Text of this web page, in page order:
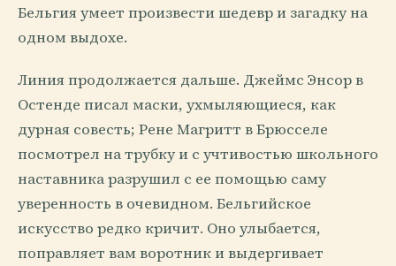
Бельгия умеет произвести шедевр и загадку на
одном выдохе.
Линия продолжается дальше. Джеймс Энсор в
Остенде писал маски, ухмыляющиеся, как
дурная совесть; Рене Магритт в Брюсселе
посмотрел на трубку и с учтивостью школьного
наставника разрушил с ее помощью саму
уверенность в очевидном. Бельгийское
искусство редко кричит. Оно улыбается,
поправляет вам воротник и выдергивает